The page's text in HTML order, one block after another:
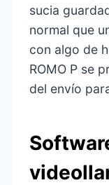
sucia
normal que
con algo de
ROMO P se
del envío